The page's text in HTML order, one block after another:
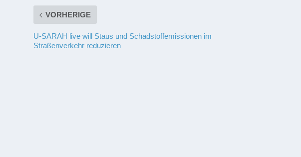
VORHERIGE
U-SARAH live will Staus und Schadstoffemissionen im
Straßenverkehr reduzieren